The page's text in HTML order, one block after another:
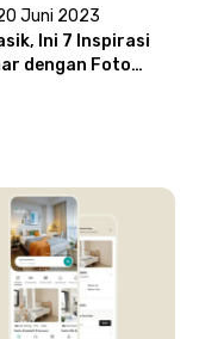
Juni 2023
Ini 7 Inspirasi
dengan Foto